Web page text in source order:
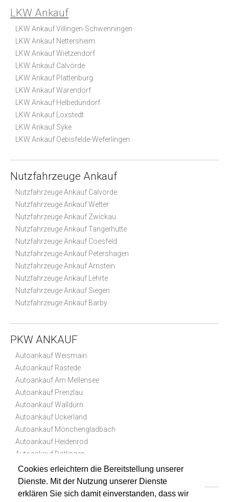
Cookies erleichtern die Bereitstellung unserer
Dienste. Mit der Nutzung unserer Dienste
erklären Sie sich damit einverstanden, dass wir
LKW Ankauf
LKW Ankauf Villingen-Schwenningen
LKW Ankauf Nettersheim
LKW Ankauf Wietzendorf
LKW Ankauf Calvörde
LKW Ankauf Plattenburg
LKW Ankauf Warendorf
LKW Ankauf Helbedündorf
LKW Ankauf Loxstedt
LKW Ankauf Syke
LKW Ankauf Oebisfelde-Weferlingen
Nutzfahrzeuge Ankauf
Nutzfahrzeuge Ankauf Calvörde
Nutzfahrzeuge Ankauf Wetter
Nutzfahrzeuge Ankauf Zwickau
Nutzfahrzeuge Ankauf Tangerhütte
Nutzfahrzeuge Ankauf Coesfeld
Nutzfahrzeuge Ankauf Petershagen
Nutzfahrzeuge Ankauf Arnstein
Nutzfahrzeuge Ankauf Lehrte
Nutzfahrzeuge Ankauf Siegen
Nutzfahrzeuge Ankauf Barby
PKW ANKAUF
Autoankauf Weismain
Autoankauf Rastede
Autoankauf Am Mellensee
Autoankauf Prenzlau
Autoankauf Walldürn
Autoankauf Uckerland
Autoankauf Mönchengladbach
Autoankauf Heidenrod
Autoankauf Dötlingen
Autoankauf Paderborn